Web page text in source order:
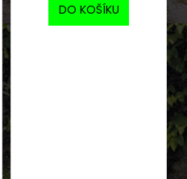
DO KOŠÍKU